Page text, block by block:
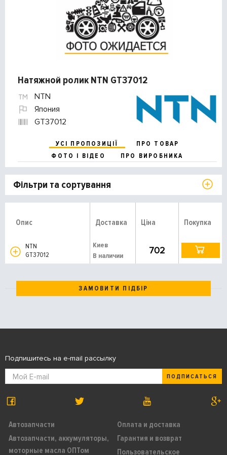
Натяжной ролик NTN GT37012
NTN
Япония
GT37012
УСІ ПРОПОЗИЦІЇ
ПРО ТОВАР
ФОТО І ВІДЕО
ПРО ВИРОБНИКА
Фільтри та сортування
Опис Доставка Ціна Покупка
NTN
GT37012
Киев
В наличии
702
ЗАМОВИТИ ПІДБІР
Автозапчасти
Автозапчасти, аккумуляторы,
моторные масла ОПТом
Оплата и доставка
Гарантия и возврат
Пользовательское
Подпишитесь на e-mail рассылку
ПОДПИСАТЬСЯ